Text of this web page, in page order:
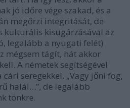
jó időre vége szakad, és a
megőrzi integritását, de
kulturális kisugárzásával az
legalább a nyugati felét)
mégsem tágít, hát akkor
A németek segítségével
seregekkel. „Vagy jőni fog,
halál…”, de legalább
tönkre.